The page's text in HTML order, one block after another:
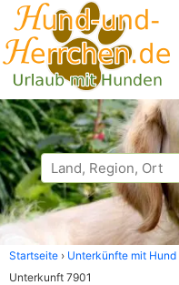
Startseite Unterkünfte mit Hund
Unterkunft 7901